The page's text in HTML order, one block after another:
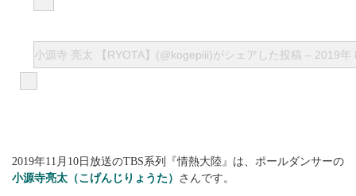
小源寺 亮太 【RYOTA】(@kogepiii)がシェアした投稿 – 2019年
2019年11月10日放送のTBS系列『情熱大陸』は、ポールダンサーの
小源寺亮太（こげんじりょうた） さんです。